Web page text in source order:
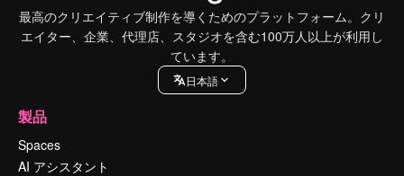
最高のクリエイティブ制作を導くためのプラットフォーム。クリ
エイター、企業、代理店、スタジオを含む100万人以上が利用し
ています。
日本語
製品
Spaces
AI アシスタント